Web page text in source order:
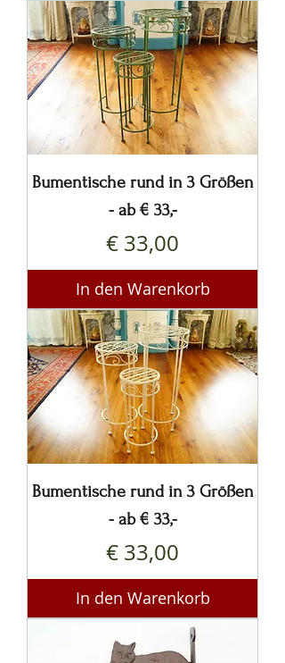
Bumentische rund in 3 Größen
- ab € 33,-
Preis
€ 33,00
In den Warenkorb
Bumentische rund in 3 Größen
- ab € 33,-
Preis
€ 33,00
In den Warenkorb